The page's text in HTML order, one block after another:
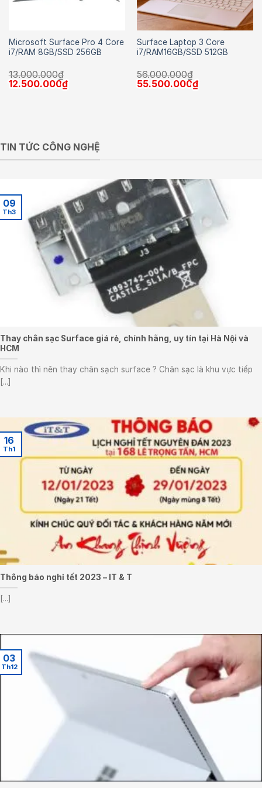
Microsoft Surface Pro 4 Core
i7/RAM 8GB/SSD 256GB
13.000.000₫
Giá
12.500.000₫Giá
hiện
Surface Laptop 3 Core
i7/RAM16GB/SSD 512GB
56.000.000₫
Giá
55.500.000₫Giá
hiện
TIN TỨC CÔNG NGHỆ
Thay chân sạc Surface giá rẻ, chính hãng, uy tín tại Hà Nội và
HCM
Khi nào thì nên thay chân sạch surface ? Chân sạc là khu vực tiếp
[...]
09
Th3
Thông báo nghỉ tết 2023 – IT & T
[...]
16
Th1
03
Th12